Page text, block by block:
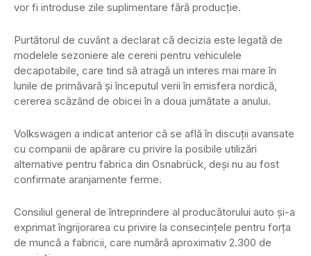
vor fi introduse zile suplimentare fără producție.
Purtătorul de cuvânt a declarat că decizia este legată de
modelele sezoniere ale cererii pentru vehiculele
decapotabile, care tind să atragă un interes mai mare în
lunile de primăvară și începutul verii în emisfera nordică,
cererea scăzând de obicei în a doua jumătate a anului.
Volkswagen a indicat anterior că se află în discuții avansate
cu companii de apărare cu privire la posibile utilizări
alternative pentru fabrica din Osnabrück, deși nu au fost
confirmate aranjamente ferme.
Consiliul general de întreprindere al producătorului auto și-a
exprimat îngrijorarea cu privire la consecințele pentru forța
de muncă a fabricii, care numără aproximativ 2.300 de